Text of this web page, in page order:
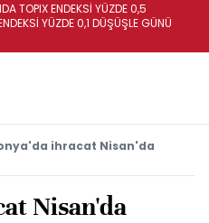
TOPIX ENDEKSİ YÜZDE 0,5
YÜZDE 0,1 DÜŞÜŞLE GÜNÜ
ihracat Nisan'da
Nisan'da